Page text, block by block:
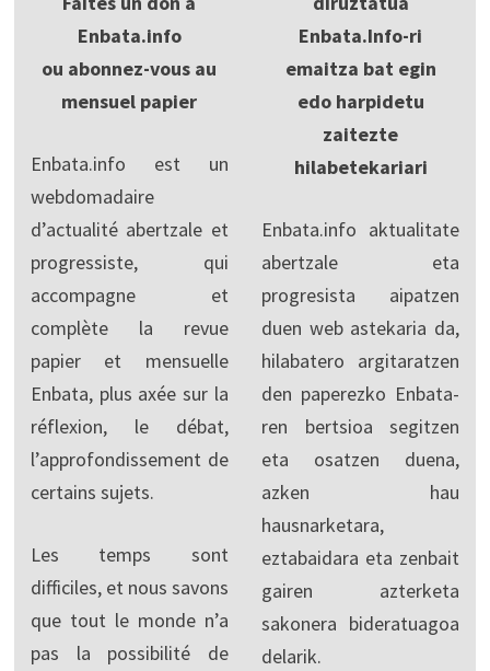
Enbata.info
ou abonnez-vous au
mensuel papier
Enbata.info est un
webdomadaire
d’actualité abertzale et
progressiste, qui
accompagne et
complète la revue
papier et mensuelle
Enbata, plus axée sur la
réflexion, le débat,
l’approfondissement de
certains sujets.
Les temps sont
difficiles, et nous savons
que tout le monde n’a
pas la possibilité de
Enbata.Info-ri
emaitza bat egin
edo harpidetu
zaitezte
hilabetekariari
Enbata.info aktualitate
abertzale eta
progresista aipatzen
duen web astekaria da,
hilabatero argitaratzen
den paperezko Enbata-
ren bertsioa segitzen
eta osatzen duena,
azken hau
hausnarketara,
eztabaidara eta zenbait
gairen azterketa
sakonera bideratuagoa
delarik.